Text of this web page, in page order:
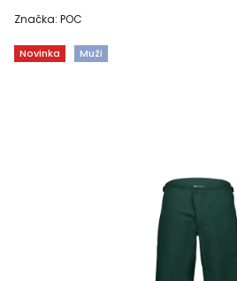
Novinka Muži
Značka: POC